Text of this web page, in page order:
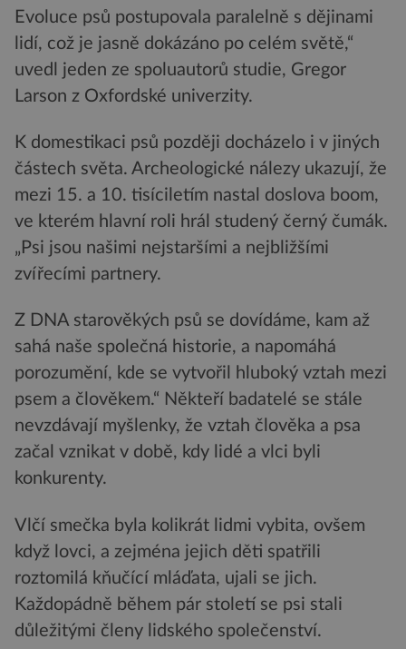
Evoluce psů postupovala paralelně s dějinami
lidí, což je jasně dokázáno po celém světě,“
uvedl jeden ze spoluautorů studie, Gregor
Larson z Oxfordské univerzity.
K domestikaci psů později docházelo i v jiných
částech světa. Archeologické nálezy ukazují, že
mezi 15. a 10. tisíciletím nastal doslova boom,
ve kterém hlavní roli hrál studený černý čumák.
„Psi jsou našimi nejstaršími a nejbližšími
zvířecími partnery.
Z DNA starověkých psů se dovídáme, kam až
sahá naše společná historie, a napomáhá
porozumění, kde se vytvořil hluboký vztah mezi
psem a člověkem.“ Někteří badatelé se stále
nevzdávají myšlenky, že vztah člověka a psa
začal vznikat v době, kdy lidé a vlci byli
konkurenty.
Vlčí smečka byla kolikrát lidmi vybita, ovšem
když lovci, a zejména jejich děti spatřili
roztomilá kňučící mláďata, ujali se jich.
Každopádně během pár století se psi stali
důležitými členy lidského společenství.